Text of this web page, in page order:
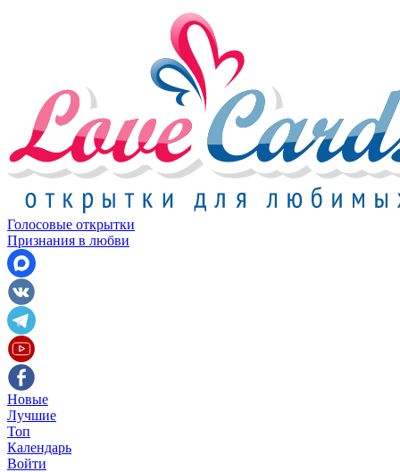
Голосовые открытки
Признания в любви
Новые
Лучшие
Топ
Календарь
Войти